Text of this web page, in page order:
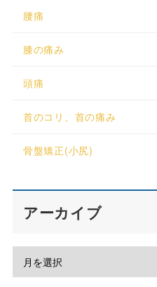
腰痛
膝の痛み
頭痛
首のコリ、首の痛み
骨盤矯正(小尻)
アーカイブ